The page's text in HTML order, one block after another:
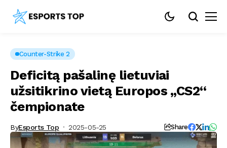
Counter-Strike 2
Deficitą pašalinę lietuviai
užsitikrino vietą Europos „CS2“
čempionate
ByEsports Top 2025-05-25 Share